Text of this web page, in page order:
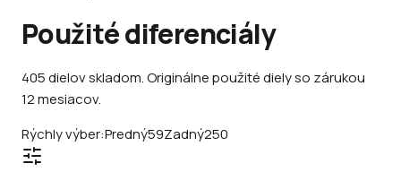
Použité diferenciály
405dielovskladom.Originálne použité diely so zárukou
12 mesiacov.
Rýchly výber:Predný59Zadný250